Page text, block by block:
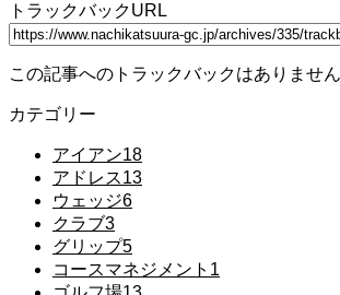
トラックバックURL
この記事へのトラックバックはありません
カテゴリー
アイアン18
アドレス13
ウェッジ6
クラブ3
グリップ5
コースマネジメント 1